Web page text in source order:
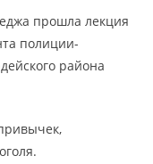
прошла лекция
полиции-
района